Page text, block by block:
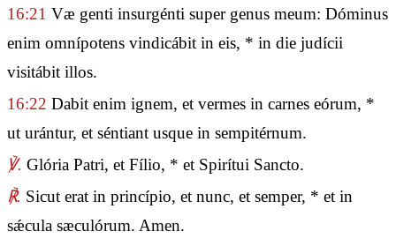
16:21 Væ genti insurgénti super genus meum: Dóminus
enim omnípotens vindicábit in eis, * in die judícii
visitábit illos.
16:22 Dabit enim ignem, et vermes in carnes eórum, *
ut urántur, et séntiant usque in sempitérnum.
℣. Glória Patri, et Fílio, * et Spirítui Sancto.
℟. Sicut erat in princípio, et nunc, et semper, * et in
sǽcula sæculórum. Amen.